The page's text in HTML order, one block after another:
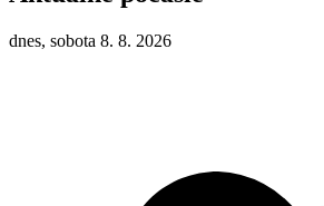
dnes, sobota 8. 8. 2026